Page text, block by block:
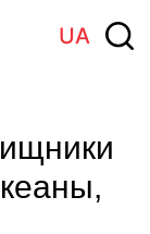
UA